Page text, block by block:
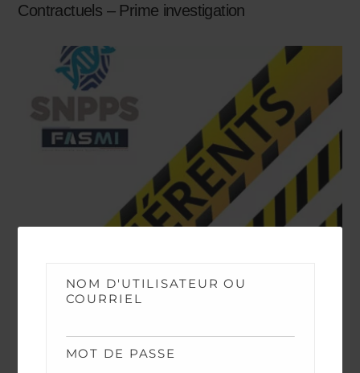
NOM D'UTILISATEUR OU
COURRIEL
MOT DE PASSE
Contractuels – Prime investigation
Avancements TPTS et IPTS 2026